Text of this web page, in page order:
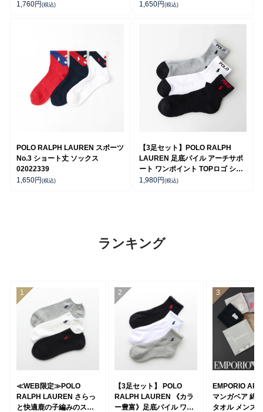
ンズ 9201254
1,760円(税込) 29cm】02022202
1,650円(税込)
POLO RALPH LAUREN スポーツ
No.3 ショート丈 ソックス
02022339
1,650円(税込)
【3足セット】POLO RALPH
LAUREN 足底パイル アーチサポ
ート ワンポイント TOPロゴ ショ
ート丈 ソックス メンズ
1,980円(税込)
ランキング
≪WEB限定≫POLO
RALPH LAUREN さらっ
と快適鹿の子編みのスニ
【3足セット】 POLO
RALPH LAUREN 《カラ
ー豊富》足底パイル ワン
EMPORIO
マンガベア 綿
タオル メンズ